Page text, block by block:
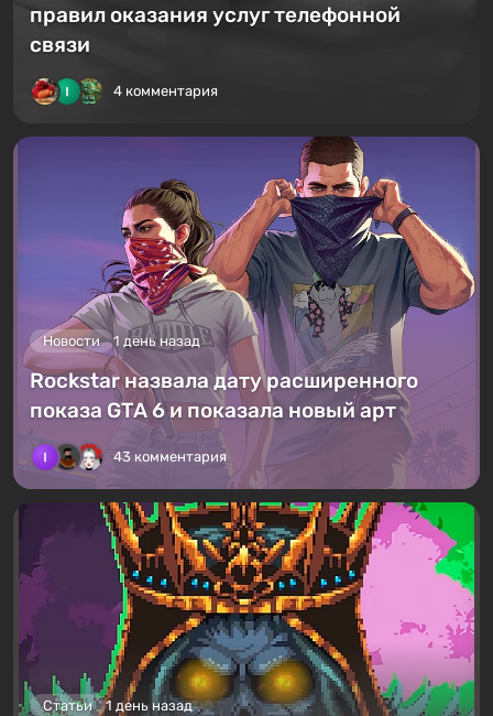
правил оказания услуг телефонной
связи
4 комментария
Новости 1 день назад
Rockstar назвала дату расширенного
показа GTA 6 и показала новый арт
43 комментария
Статьи 1 день назад